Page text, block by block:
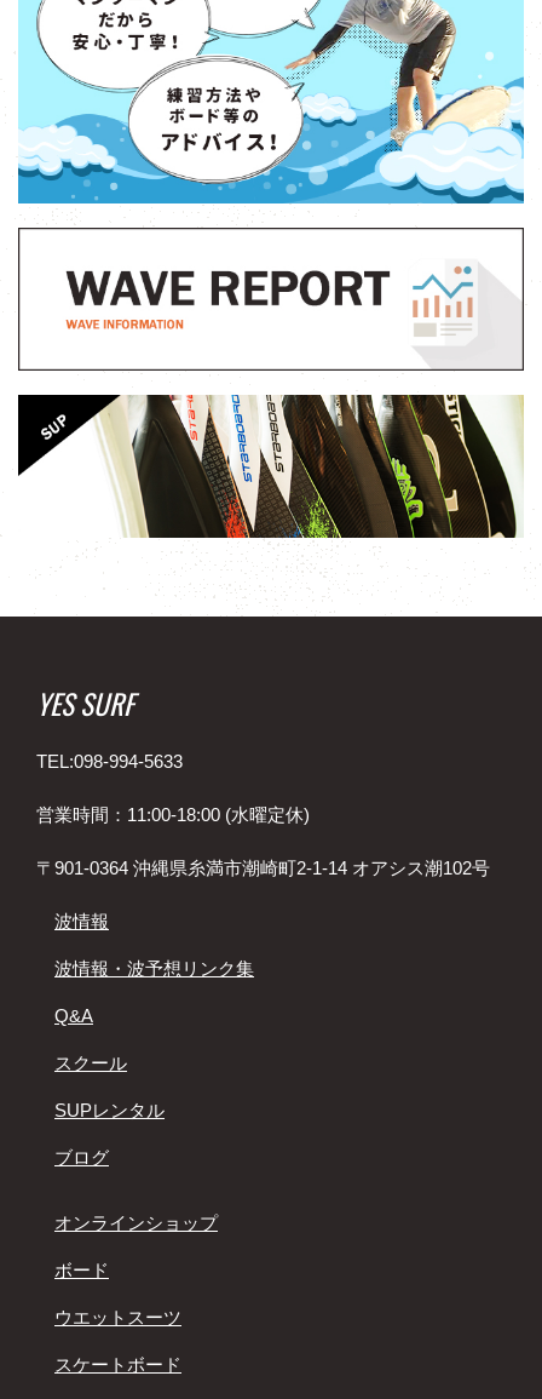
YES SURF
TEL:098-994-5633
営業時間：11:00-18:00 (水曜定休)
〒901-0364 沖縄県糸満市潮崎町2-1-14 オアシス潮102号
波情報
波情報・波予想リンク集
Q&A
スクール
SUPレンタル
ブログ
オンラインショップ
ボード
ウエットスーツ
スケートボード